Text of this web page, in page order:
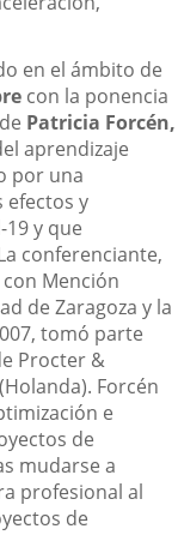
en el ámbito de
con la ponencia
Patricia Forcén,
aprendizaje
por una
efectos y
y que
conferenciante,
Mención
de Zaragoza y la
tomó parte
Procter &
Forcén
e
de
mudarse a
profesional al
de